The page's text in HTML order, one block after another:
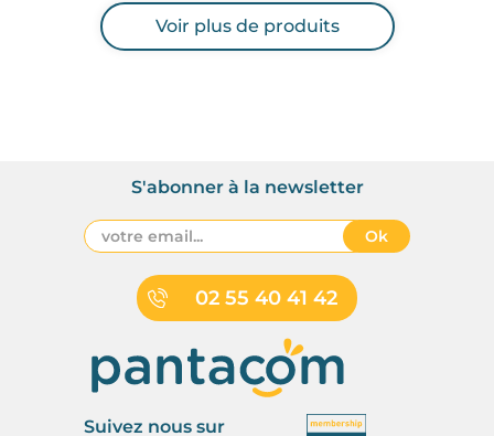
Voir plus de produits
02 55 40 41 42
S'abonner à la newsletter
Ok
Suivez nous sur